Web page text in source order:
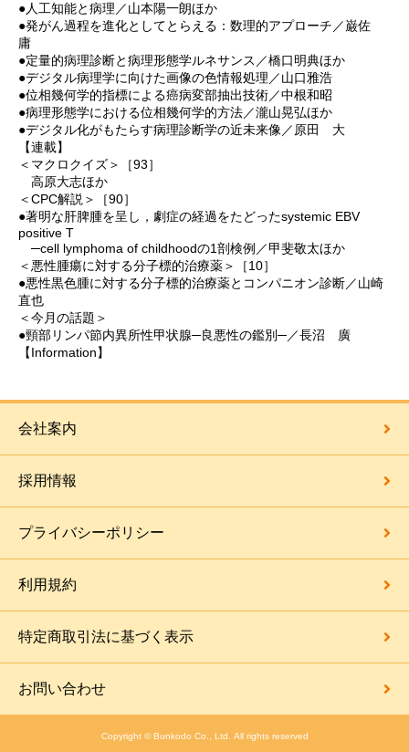
●人工知能と病理／山本陽一朗ほか
●発がん過程を進化としてとらえる：数理的アプローチ／巌佐
庸
●定量的病理診断と病理形態学ルネサンス／橋口明典ほか
●デジタル病理学に向けた画像の色情報処理／山口雅浩
●位相幾何学的指標による癌病変部抽出技術／中根和昭
●病理形態学における位相幾何学的方法／瀧山晃弘ほか
●デジタル化がもたらす病理診断学の近未来像／原田 大
【連載】
＜マクロクイズ＞［93］
高原大志ほか
＜CPC解説＞［90］
●著明な肝脾腫を呈し，劇症の経過をたどったsystemic EBV
positive T
─cell lymphoma of childhoodの1剖検例／甲斐敬太ほか
＜悪性腫瘍に対する分子標的治療薬＞［10］
●悪性黒色腫に対する分子標的治療薬とコンパニオン診断／山崎
直也
＜今月の話題＞
●頸部リンパ節内異所性甲状腺─良悪性の鑑別─／長沼 廣
【Information】
会社案内
採用情報
プライバシーポリシー
利用規約
特定商取引法に基づく表示
お問い合わせ
Copyright © Bunkodo Co., Ltd. All rights reserved